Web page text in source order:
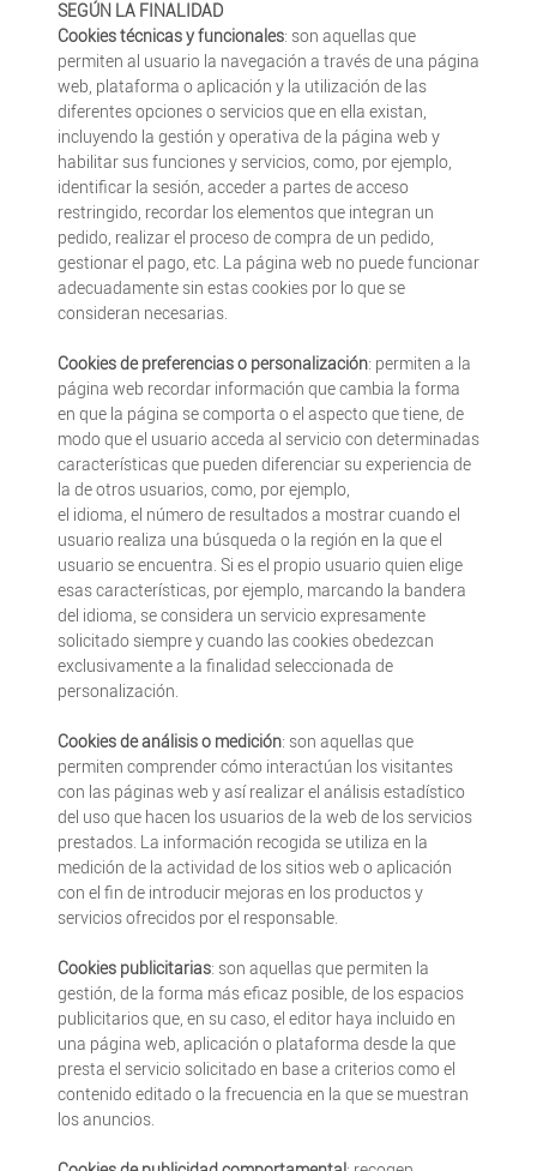
SEGÚN LA FINALIDAD
Cookies técnicas y funcionales: son aquellas que
permiten al usuario la navegación a través de una página
web, plataforma o aplicación y la utilización de las
diferentes opciones o servicios que en ella existan,
incluyendo la gestión y operativa de la página web y
habilitar sus funciones y servicios, como, por ejemplo,
identificar la sesión, acceder a partes de acceso
restringido, recordar los elementos que integran un
pedido, realizar el proceso de compra de un pedido,
gestionar el pago, etc. La página web no puede funcionar
adecuadamente sin estas cookies por lo que se
consideran necesarias.
Cookies de preferencias o personalización: permiten a la
página web recordar información que cambia la forma
en que la página se comporta o el aspecto que tiene, de
modo que el usuario acceda al servicio con determinadas
características que pueden diferenciar su experiencia de
la de otros usuarios, como, por ejemplo,
el idioma, el número de resultados a mostrar cuando el
usuario realiza una búsqueda o la región en la que el
usuario se encuentra. Si es el propio usuario quien elige
esas características, por ejemplo, marcando la bandera
del idioma, se considera un servicio expresamente
solicitado siempre y cuando las cookies obedezcan
exclusivamente a la finalidad seleccionada de
personalización.
Cookies de análisis o medición: son aquellas que
permiten comprender cómo interactúan los visitantes
con las páginas web y así realizar el análisis estadístico
del uso que hacen los usuarios de la web de los servicios
prestados. La información recogida se utiliza en la
medición de la actividad de los sitios web o aplicación
con el fin de introducir mejoras en los productos y
servicios ofrecidos por el responsable.
Cookies publicitarias: son aquellas que permiten la
gestión, de la forma más eficaz posible, de los espacios
publicitarios que, en su caso, el editor haya incluido en
una página web, aplicación o plataforma desde la que
presta el servicio solicitado en base a criterios como el
contenido editado o la frecuencia en la que se muestran
los anuncios.